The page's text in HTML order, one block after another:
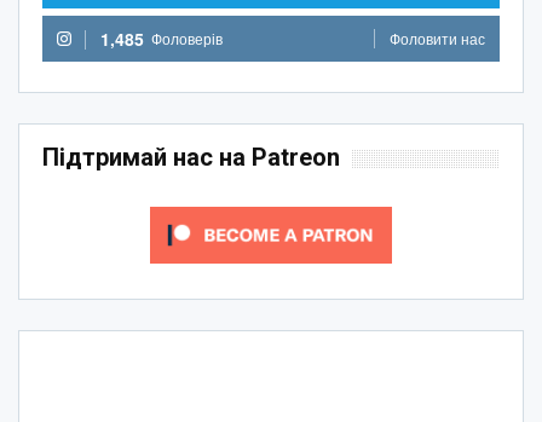
1,485 Фоловерів Фоловити нас
Підтримай нас на Patreon